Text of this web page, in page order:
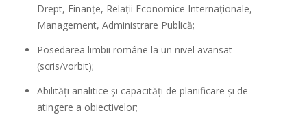
Drept, Finanțe, Relații Economice Internaționale,
Management, Administrare Publică;
Posedarea limbii române la un nivel avansat
(scris/vorbit);
Abilităţi analitice şi capacităţi de planificare şi de
atingere a obiectivelor;